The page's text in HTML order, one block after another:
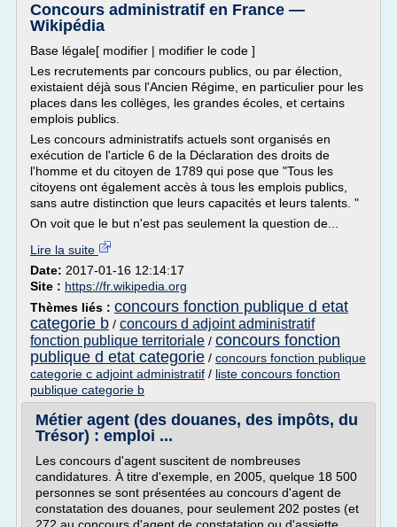
Concours administratif en France —
Wikipédia
Base légale[ modifier | modifier le code ]
Les recrutements par concours publics, ou par élection,
existaient déjà sous l'Ancien Régime, en particulier pour les
places dans les collèges, les grandes écoles, et certains
emplois publics.
Les concours administratifs actuels sont organisés en
exécution de l'article 6 de la Déclaration des droits de
l'homme et du citoyen de 1789 qui pose que "Tous les
citoyens ont également accès à tous les emplois publics,
sans autre distinction que leurs capacités et leurs talents. "
On voit que le but n'est pas seulement la question de...
Lire la suite
Date: 2017-01-16 12:14:17
Site : https://fr.wikipedia.org
Thèmes liés : concours fonction publique d etat
categorie b / concours d adjoint administratif
fonction publique territoriale / concours fonction
publique d etat categorie / concours fonction publique
categorie c adjoint administratif / liste concours fonction
publique categorie b
Métier agent (des douanes, des impôts, du
Trésor) : emploi ...
Les concours d'agent suscitent de nombreuses
candidatures. À titre d'exemple, en 2005, quelque 18 500
personnes se sont présentées au concours d'agent de
constatation des douanes, pour seulement 202 postes (et